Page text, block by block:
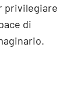
privilegiare
di